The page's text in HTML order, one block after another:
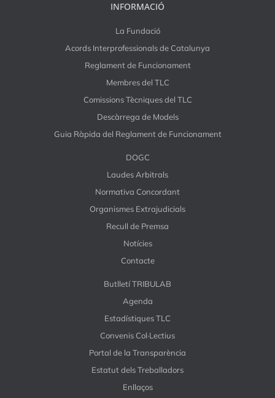
INFORMACIÓ
La Fundació
Acords Interprofessionals de Catalunya
Reglament de Funcionament
Membres del TLC
Comissions Tècniques del TLC
Descàrrega de Models
Guia Ràpida del Reglament de Funcionament
DOGC
Laudes Arbitrals
Normativa Concordant
Organismes Extrajudicials
Recull de Premsa
Notícies
Contacte
Butlletí TRIBULAB
Agenda
Estadístiques TLC
Convenis Col·Lectius
Portal de la Transparència
Estatut dels Treballadors
Enllaços